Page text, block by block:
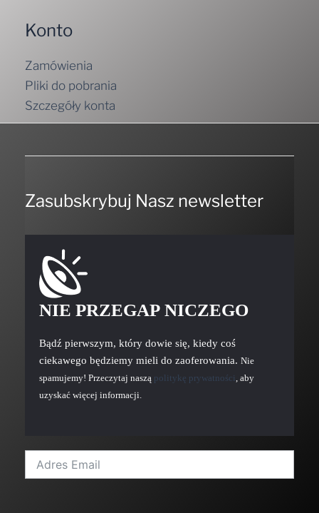
Konto
Zamówienia
Pliki do pobrania
Szczegóły konta
Zasubskrybuj Nasz newsletter
NIE PRZEGAP NICZEGO
Bądź pierwszym, który dowie się, kiedy coś
ciekawego będziemy mieli do zaoferowania. Nie
spamujemy! Przeczytaj naszą politykę prywatności , aby
uzyskać więcej informacji.